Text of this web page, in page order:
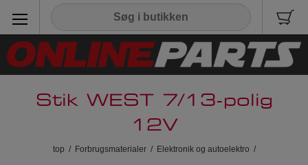
Stik WEST 7/13-polig
12V
top / Forbrugsmaterialer / Elektronik og autoelektro /